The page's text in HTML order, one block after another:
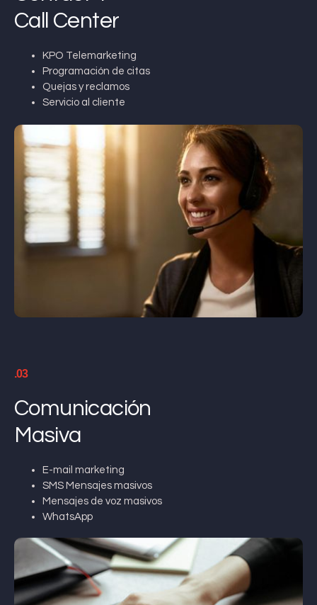
Call Center
KPO Telemarketing
Programación de citas
Quejas y reclamos
Servicio al cliente
.03
Comunicación
Masiva
E-mail marketing
SMS Mensajes masivos
Mensajes de voz masivos
WhatsApp